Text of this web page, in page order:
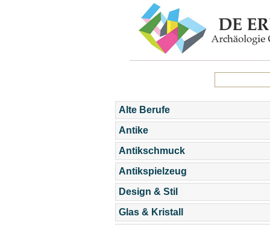
Alte Berufe
Antike
Antikschmuck
Antikspielzeug
Design & Stil
Glas & Kristall